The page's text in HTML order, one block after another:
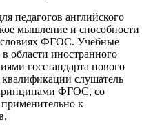
педагогов английского
мышление и способности
ФГОС. Учебные
области иностранного
госстандарта нового
слушатель
ФГОС, со
к